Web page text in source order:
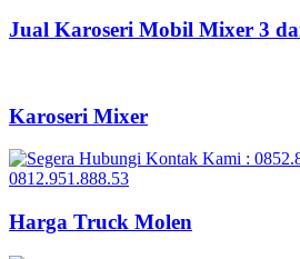
Jual Karoseri Mobil Mixer 3
Karoseri Mixer
Harga Truck Molen